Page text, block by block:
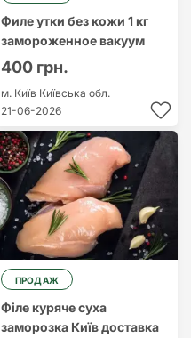
Филе утки без кожи 1 кг
замороженное вакуум
400 грн.
м. Київ Київська обл.
21-06-2026
ПРОДАЖ
Філе куряче суха
заморозка Київ доставка